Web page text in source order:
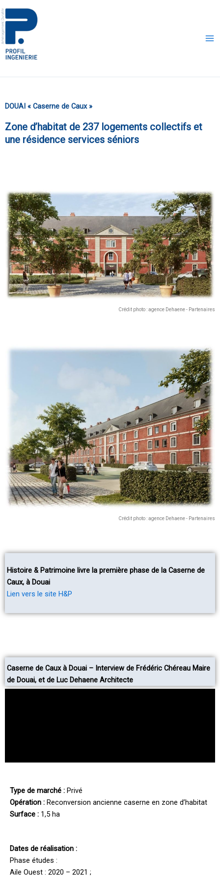
au
contenu
DOUAI « Caserne de Caux »
Zone d’habitat de 237 logements collectifs et
une résidence services séniors
Crédit photo : agence Dehaene - Partenaires
Crédit photo : agence Dehaene - Partenaires
Histoire & Patrimoine livre la première phase de la Caserne de
Caux, à Douai
Lien vers le site H&P
Caserne de Caux à Douai – Interview de Frédéric Chéreau Maire
de Douai, et de Luc Dehaene Architecte
Type de marché : Privé
Opération : Reconversion ancienne caserne en zone d’habitat
Surface : 1,5 ha
Dates de réalisation :
Phase études :
Aile Ouest : 2020 – 2021 ;